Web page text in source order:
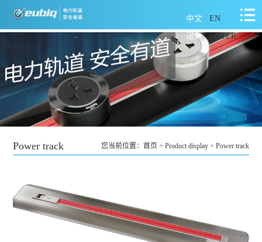
中文
进入
EN
ENTER
您当前位置： 首页> Product display> Power track
Power track